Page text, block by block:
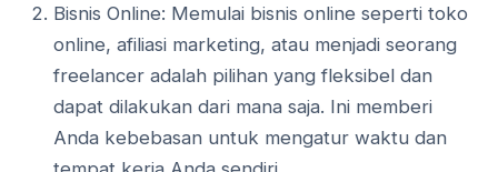
Bisnis Online: Memulai bisnis online seperti toko
online, afiliasi marketing, atau menjadi seorang
freelancer adalah pilihan yang fleksibel dan
dapat dilakukan dari mana saja. Ini memberi
Anda kebebasan untuk mengatur waktu dan